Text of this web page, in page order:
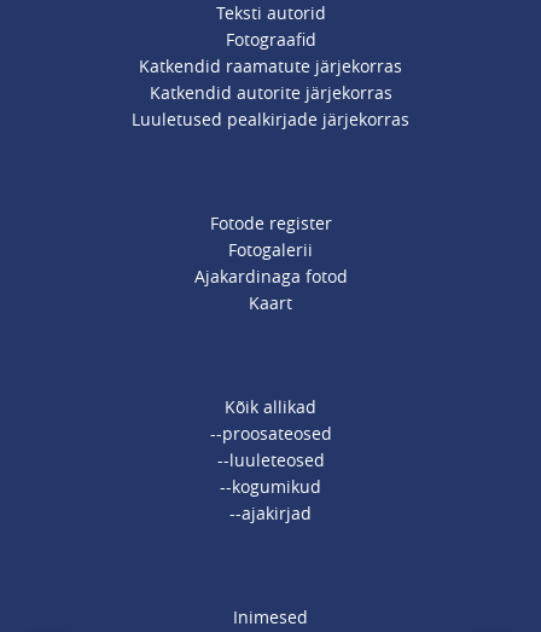
Teksti autorid
Fotograafid
Katkendid raamatute järjekorras
Katkendid autorite järjekorras
Luuletused pealkirjade järjekorras
Fotode register
Fotogalerii
Ajakardinaga fotod
Kaart
Kõik allikad
--proosateosed
--luuleteosed
--kogumikud
--ajakirjad
Inimesed